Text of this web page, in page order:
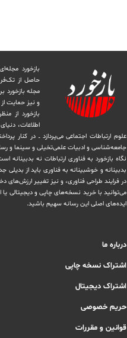
بازخورد
حاصل از
مجله بازخورد
و نیز حمایت
بازخورد از
اطلاعات،
علوم ارتباطات اجتماعی می‌پردازد ــ در
‏جامعه‌شناسی و ادبیات علمی‌تخیلی و سینما و
نگاه بازخورد به فناوری ارتباطات نه بدبینانه
بدبینانه و خوشبینانه به فناوری باید از
در ‏فرایند طراحی فناوری، و نیز تغییر
می‌توانید با خرید نسخه‌های چاپی و دیجیتالی
ایده‌های اصلی این رسانه سهیم باشید.
درباره ما
اشتراک نسخه چاپی
اشتراک دیجیتال
حریم خصوصی
قوانین و مقررات